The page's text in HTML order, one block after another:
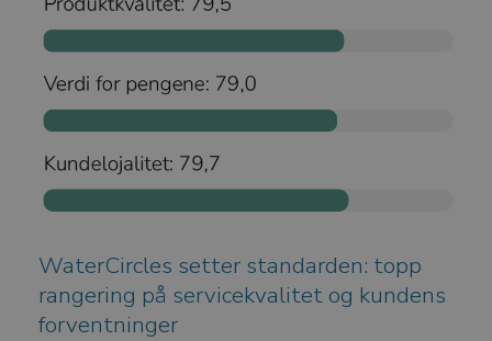
WaterCircles setter standarden: topp
rangering på servicekvalitet og kundens
forventninger